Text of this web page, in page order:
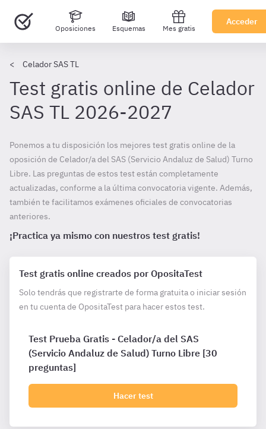
Oposiciones Esquemas Mes gratis
Acceder
Celador SAS TL
Test gratis online de Celador
SAS TL 2026-2027
Ponemos a tu disposición los mejores test gratis online de la
oposición de Celador/a del SAS (Servicio Andaluz de Salud) Turno
Libre. Las preguntas de estos test están completamente
actualizadas, conforme a la última convocatoria vigente. Además,
también te facilitamos exámenes oficiales de convocatorias
anteriores.
¡Practica ya mismo con nuestros test gratis!
Test gratis online creados por OpositaTest
Solo tendrás que registrarte de forma gratuita o iniciar sesión
en tu cuenta de OpositaTest para hacer estos test.
Test Prueba Gratis - Celador/a del SAS
(Servicio Andaluz de Salud) Turno Libre [30
preguntas]
Hacer test